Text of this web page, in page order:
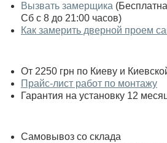
Вызвать замерщика
Сб с 8 до 21:00 часов)
Как замерить дверной проем
От 2250 грн по Киеву и
Прайс-лист работ по монтажу
Гарантия на установку 12
Самовывоз со склада